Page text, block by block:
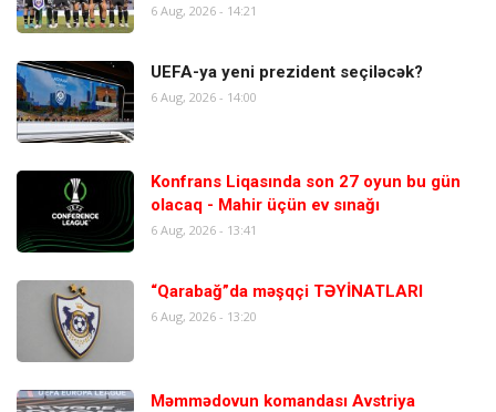
6 Aug, 2026 - 14:21
UEFA-ya yeni prezident seçiləcək?
6 Aug, 2026 - 14:00
Konfrans Liqasında son 27 oyun bu gün
olacaq - Mahir üçün ev sınağı
6 Aug, 2026 - 13:41
“Qarabağ”da məşqçi TƏYİNATLARI
6 Aug, 2026 - 13:20
Məmmədovun komandası Avstriya